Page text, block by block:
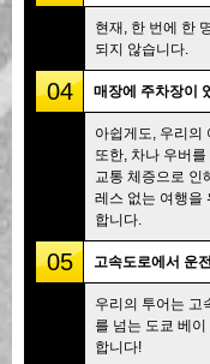
현재, 한 번에 한
되지 않습니다.
04 매장에 주차장이
아쉽게도, 우리의
또한, 차나 우버
교통 체증으로 인
레스 없는 여행을
합니다.
05 고속도로에서 운
우리의 투어는 고
를 넘는 도쿄 베
합니다!